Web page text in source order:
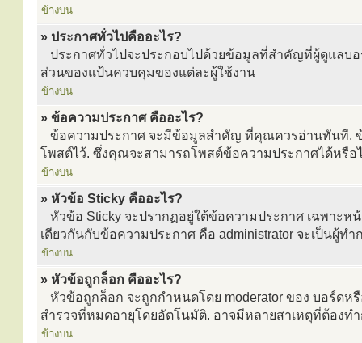
ข้างบน
» ประกาศทั่วไปคืออะไร?
ประกาศทั่วไปจะประกอบไปด้วยข้อมูลที่สำคัญที่ผู้ดูแลบ
ส่วนของแป้นควบคุมของแต่ละผู้ใช้งาน
ข้างบน
» ข้อความประกาศ คืออะไร?
ข้อความประกาศ จะมีข้อมูลสำคัญ ที่คุณควรอ่านทันที.
โพสต์ไว้. ซึ่งคุณจะสามารถโพสต์ข้อความประกาศได้หรื
ข้างบน
» หัวข้อ Sticky คืออะไร?
หัวข้อ Sticky จะปรากฏอยู่ใต้ข้อความประกาศ เฉพาะ
เดียวกันกับข้อความประกาศ คือ administrator จะเป็นผู้
ข้างบน
» หัวข้อถูกล็อก คืออะไร?
หัวข้อถูกล็อก จะถูกกำหนดโดย moderator ของ บอร์ด
สำรวจที่หมดอายุโดยอัตโนมัติ. อาจมีหลายสาเหตุที่ต้องท
ข้างบน